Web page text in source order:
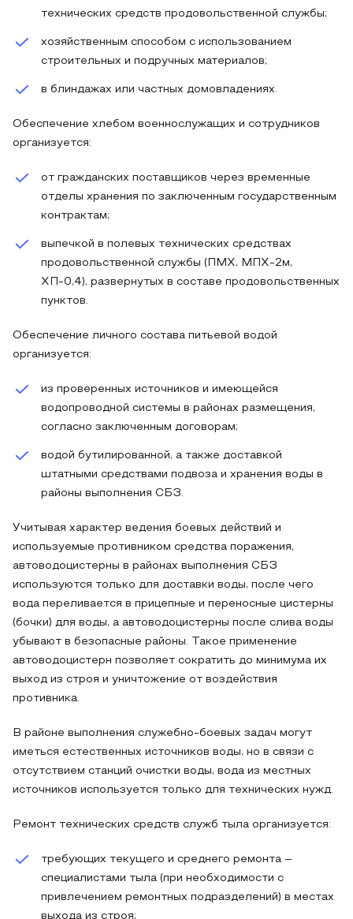
технических средств продовольственной службы;
хозяйственным способом с использованием
строительных и подручных материалов;
в блиндажах или частных домовладениях.
Обеспечение хлебом военнослужащих и сотрудников
организуется:
от гражданских поставщиков через временные
отделы хранения по заключенным государственным
контрактам;
выпечкой в полевых технических средствах
продовольственной службы (ПМХ, МПХ-2м,
ХП-0,4), развернутых в составе продовольственных
пунктов.
Обеспечение личного состава питьевой водой
организуется:
из проверенных источников и имеющейся
водопроводной системы в районах размещения,
согласно заключенным договорам;
водой бутилированной, а также доставкой
штатными средствами подвоза и хранения воды в
районы выполнения СБЗ.
Учитывая характер ведения боевых действий и
используемые противником средства поражения,
автоводоцистерны в районах выполнения СБЗ
используются только для доставки воды, после чего
вода переливается в прицепные и переносные цистерны
(бочки) для воды, а автоводоцистерны после слива воды
убывают в безопасные районы. Такое применение
автоводоцистерн позволяет сократить до минимума их
выход из строя и уничтожение от воздействия
противника.
В районе выполнения служебно-боевых задач могут
иметься естественных источников воды, но в связи с
отсутствием станций очистки воды, вода из местных
источников используется только для технических нужд.
Ремонт технических средств служб тыла организуется:
требующих текущего и среднего ремонта –
специалистами тыла (при необходимости с
привлечением ремонтных подразделений) в местах
выхода из строя;